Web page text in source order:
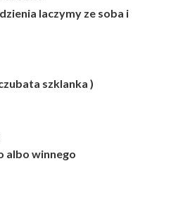
laczymy ze soba i
szklanka )
albo winnego